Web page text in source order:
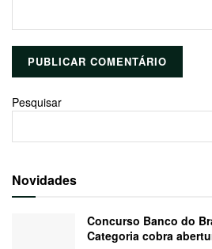
Pesquisar
Novidades
Concurso Banco do
Categoria cobra